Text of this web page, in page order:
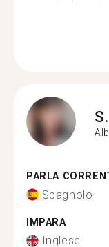
S.
PARLA
Spagnolo
IMPARA
Inglese